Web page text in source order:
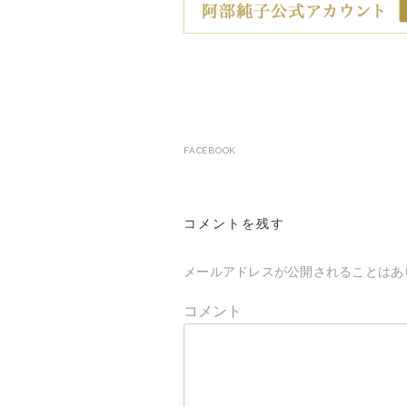
ビ
ゲ
FACEBOOK
コメントを残す
メールアドレスが公開されることはあ
コメント